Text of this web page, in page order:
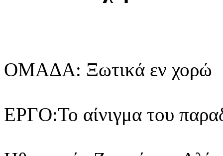
ΟΜΑΔΑ: Ξωτικά εν χορώ
ΕΡΓΟ:Το αίνιγμα του